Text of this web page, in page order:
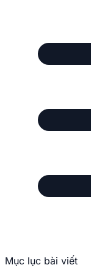
Mục lục bài viết